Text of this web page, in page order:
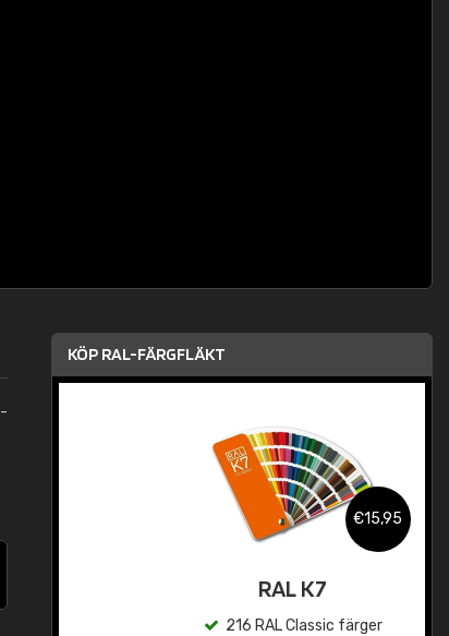
-
KÖP RAL-FÄRGFLÄKT
€15,95
RAL K7
216 RAL Classic färger